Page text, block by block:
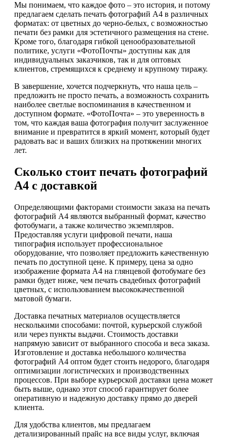
Мы понимаем, что каждое фото – это история, и потому
предлагаем сделать печать фотографий А4 в различных
форматах: от цветных до черно-белых, с возможностью
печати без рамки для эстетичного размещения на стене.
Кроме того, благодаря гибкой ценообразовательной
политике, услуги «ФотоПочты» доступны как для
индивидуальных заказчиков, так и для оптовых
клиентов, стремящихся к среднему и крупному тиражу.
В завершение, хочется подчеркнуть, что наша цель –
предложить не просто печать, а возможность сохранить
наиболее светлые воспоминания в качественном и
доступном формате. «ФотоПочта» – это уверенность в
том, что каждая ваша фотография получит заслуженное
внимание и превратится в яркий момент, который будет
радовать вас и ваших близких на протяжении многих
лет.
Сколько стоит печать фотографий
А4 с доставкой
Определяющими факторами стоимости заказа на печать
фотографий А4 являются выбранный формат, качество
фотобумаги, а также количество экземпляров.
Предоставляя услуги цифровой печати, наша
типография использует профессиональное
оборудование, что позволяет предложить качественную
печать по доступной цене. К примеру, цена за одно
изображение формата А4 на глянцевой фотобумаге без
рамки будет ниже, чем печать свадебных фотографий
цветных, с использованием высококачественной
матовой бумаги.
Доставка печатных материалов осуществляется
несколькими способами: почтой, курьерской службой
или через пункты выдачи. Стоимость доставки
напрямую зависит от выбранного способа и веса заказа.
Изготовление и доставка небольшого количества
фотографий А4 оптом будет стоить недорого, благодаря
оптимизации логистических и производственных
процессов. При выборе курьерской доставки цена может
быть выше, однако этот способ гарантирует более
оперативную и надежную доставку прямо до дверей
клиента.
Для удобства клиентов, мы предлагаем
детализированный прайс на все виды услуг, включая